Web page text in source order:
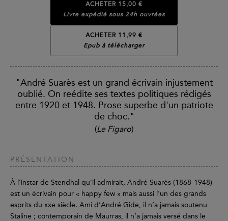
ACHETER 15,00 €
Livre expédié sous 24h ouvrées
ACHETER 11,99 €
Epub à télécharger
"André Suarès est un grand écrivain injustement
oublié. On reédite ses textes politiques rédigés
entre 1920 et 1948. Prose superbe d'un patriote
de choc."
(Le Figaro)
PRÉSENTATION
À l’instar de Stendhal qu’il admirait, André Suarès (1868-1948)
est un écrivain pour « happy few » mais aussi l’un des grands
esprits du xxe siècle. Ami d’André Gide, il n’a jamais soutenu
Staline ; contemporain de Maurras, il n’a jamais versé dans le